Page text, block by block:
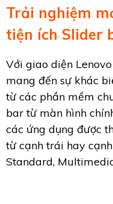
Trải nghiệm
tiện ích Slider
Với giao diện
mang đến sự khác
từ các phần mềm
bar từ màn hình
các ứng dụng được
từ cạnh trái hay
Standard,